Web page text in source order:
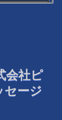
会社ピ
セージ